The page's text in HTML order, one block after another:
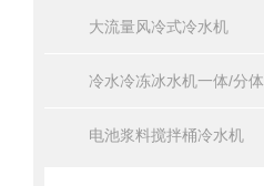
大流量风冷式冷水机
冷水冷冻冰水机一体/分体
电池浆料搅拌桶冷水机